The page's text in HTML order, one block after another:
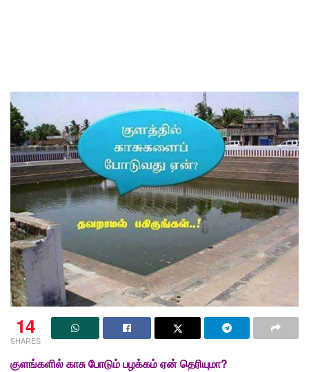
14
SHARES
குளங்களில் காசு போடும் பழக்கம் ஏன் தெரியுமா?